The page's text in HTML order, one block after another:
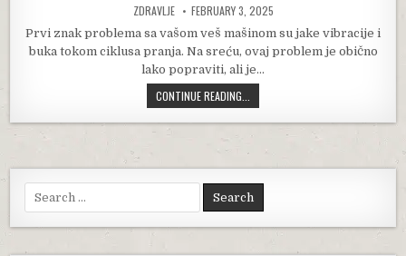
AUTHOR:
ZDRAVLJE PUBLISHED DATE:
FEBRUARY 3, 2025
Prvi znak problema sa vašom veš mašinom su jake vibracije i
buka tokom ciklusa pranja. Na sreću, ovaj problem je obično
lako popraviti, ali je…
CONTINUE READING...
Search for: